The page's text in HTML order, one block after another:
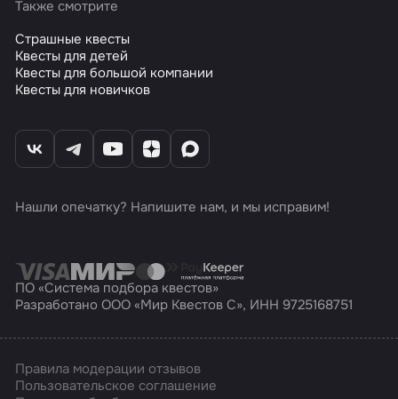
Также смотрите
Страшные квесты
Квесты для детей
Квесты для большой компании
Квесты для новичков
Нашли опечатку? Напишите нам, и мы исправим!
ПО «Система подбора квестов»
Разработано ООО «Мир Квестов С», ИНН 9725168751
Правила модерации отзывов
Пользовательское соглашение